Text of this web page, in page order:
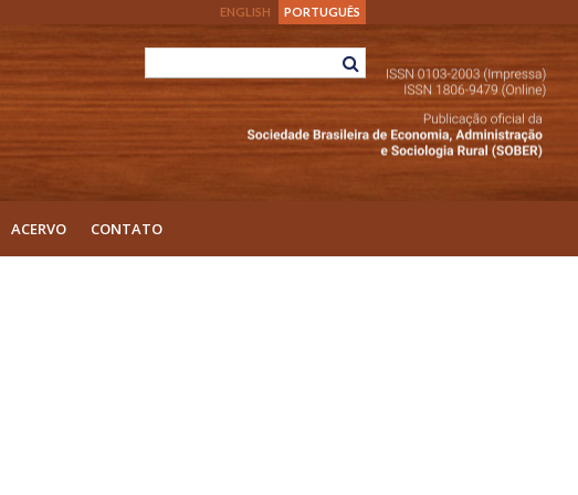
ENGLISH PORTUGUÊS
ACERVO CONTATO